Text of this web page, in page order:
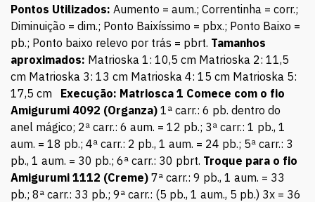
Pontos Utilizados: Aumento = aum.; Correntinha = corr.;
Diminuição = dim.; Ponto Baixíssimo = pbx.; Ponto Baixo =
pb.; Ponto baixo relevo por trás = pbrt. Tamanhos
aproximados: Matrioska 1: 10,5 cm Matrioska 2: 11,5
cm Matrioska 3: 13 cm Matrioska 4: 15 cm Matrioska 5:
17,5 cm Execução: Matriosca 1 Comece com o fio
Amigurumi 4092 (Organza) 1ª carr.: 6 pb. dentro do
anel mágico; 2ª carr.: 6 aum. = 12 pb.; 3ª carr.: 1 pb., 1
aum. = 18 pb.; 4ª carr.: 2 pb., 1 aum. = 24 pb.; 5ª carr.: 3
pb., 1 aum. = 30 pb.; 6ª carr.: 30 pbrt. Troque para o fio
Amigurumi 1112 (Creme) 7ª carr.: 9 pb., 1 aum. = 33
pb.; 8ª carr.: 33 pb.; 9ª carr.: (5 pb., 1 aum., 5 pb.) 3x = 36